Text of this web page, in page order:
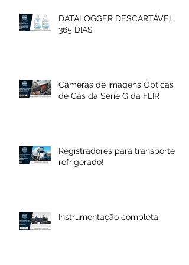
DATALOGGER DESCARTÁVEL
365 DIAS
Câmeras de Imagens Ópticas
de Gás da Série G da FLIR
Registradores para transporte
refrigerado!
Instrumentação completa